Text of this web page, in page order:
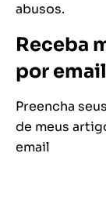
abusos.
Receba
por email
Preencha
de meus
email